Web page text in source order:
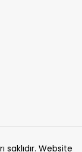
saklıdır. Website